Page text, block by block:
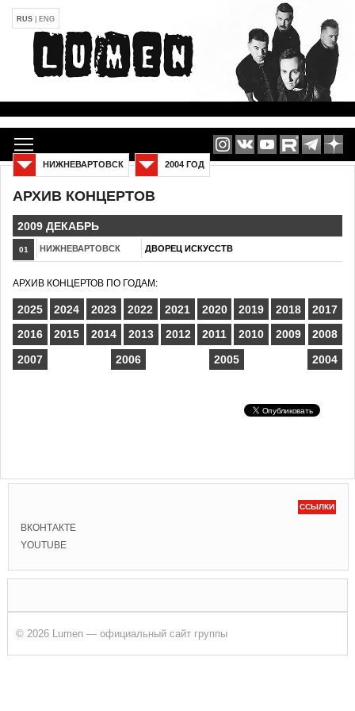
RUS ENG
АРХИВ КОНЦЕРТОВ
2004 ГОД
НИЖНЕВАРТОВСК
2009 ДЕКАБРЬ
01 НИЖНЕВАРТОВСК ДВОРЕЦ ИСКУССТВ
АРХИВ КОНЦЕРТОВ ПО ГОДАМ:
2025 2024 2023 2022 2021 2020 2019 2018
2017
2016
2015 2014 2013 2012 2011 2010 2009
2008
2007
2006 2005 2004
ССЫЛКИ
ВКОНТАКТЕ
YOUTUBE
© 2026 Lumen — официальный сайт группы